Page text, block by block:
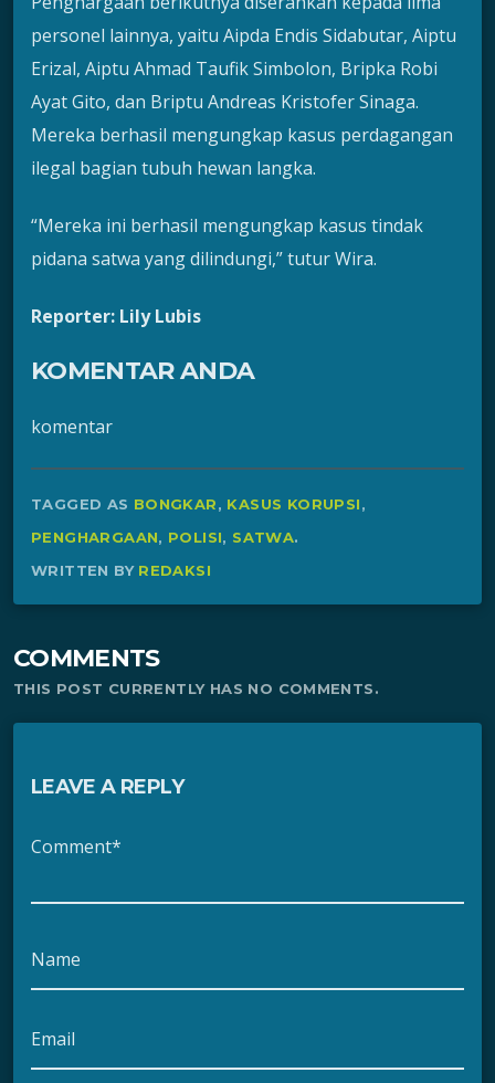
personel lainnya, yaitu Aipda Endis Sidabutar, Aiptu
Erizal, Aiptu Ahmad Taufik Simbolon, Bripka Robi
Ayat Gito, dan Briptu Andreas Kristofer Sinaga.
Mereka berhasil mengungkap kasus perdagangan
ilegal bagian tubuh hewan langka.
“Mereka ini berhasil mengungkap kasus tindak
pidana satwa yang dilindungi,” tutur Wira.
Reporter: Lily Lubis
KOMENTAR ANDA
komentar
TAGGED AS BONGKAR, KASUS KORUPSI,
PENGHARGAAN, POLISI, SATWA.
WRITTEN BY REDAKSI
COMMENTS
THIS POST CURRENTLY HAS NO COMMENTS.
LEAVE A REPLY
Comment*
Name
Email